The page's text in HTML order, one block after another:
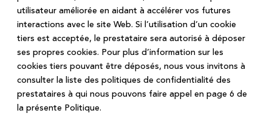
utilisateur améliorée en aidant à accélérer vos futures
interactions avec le site Web. Si l’utilisation d’un cookie
tiers est acceptée, le prestataire sera autorisé à déposer
ses propres cookies. Pour plus d’information sur les
cookies tiers pouvant être déposés, nous vous invitons à
consulter la liste des politiques de confidentialité des
prestataires à qui nous pouvons faire appel en page 6 de
la présente Politique.